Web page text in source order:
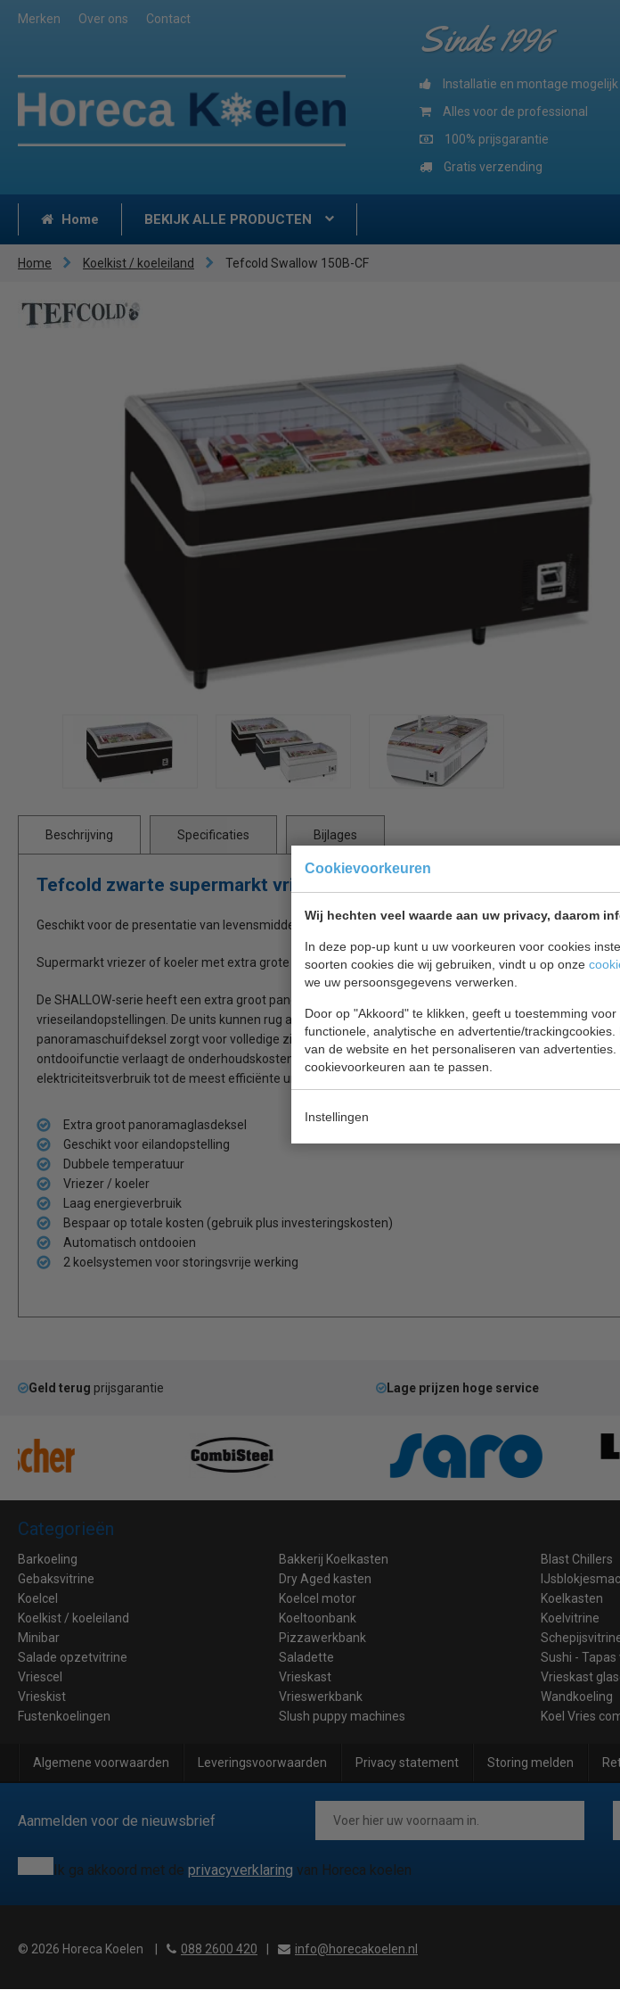
Cookievoorkeuren
Wij hechten veel waarde aan uw privacy, daarom
In deze pop-up kunt u uw voorkeuren voor cookies
soorten cookies die wij gebruiken, vindt u op onze
we uw persoonsgegevens verwerken.
Door op "Akkoord" te klikken, geeft u toestemming
functionele, analytische en advertentie/
van de website en het personaliseren van
cookievoorkeuren aan te passen.
Instellingen
Merken Over ons Contact Sinds 1996
Installatie en montage mogelijk
Alles voor de professional
100% prijsgarantie
Gratis verzending
Home BEKIJK ALLE PRODUCTEN
Home Koelkist / koeleiland Tefcold Swallow 150B-CF
Beschrijving Specificaties Bijlages
Tefcold zwarte supermarkt vries of koelkist Shallow 150
Geschikt voor de presentatie van levensmiddelen in b.v supermarkten, dierenwinkels en benzinestations.
Supermarkt vriezer of koeler met extra grote panoramaglasdeksels
De SHALLOW-serie heeft een extra groot panoramaglasdeksel en is gebouwd voor standaard
vrieseilandopstellingen. De units kunnen rug aan rug en met eindvriezers worden opgesteld. Het grote,
panoramaschuifdeksel zorgt voor volledige zichtbaarheid van de producten in de kast. De automatische
ontdooifunctie verlaagt de onderhoudskosten en voorkomt ijsvorming aan de binnenkant. Ze behoren
elektriciteitsverbruik tot de meest efficiënte units die er te vinden zijn.
Extra groot panoramaglasdeksel
Geschikt voor eilandopstelling
Dubbele temperatuur
Vriezer / koeler
Laag energieverbruik
Bespaar op totale kosten (gebruik plus investeringskosten)
Automatisch ontdooien
2 koelsystemen voor storingsvrije werking
Geld terug prijsgarantie Lage prijzen hoge service
Categorieën
Barkoeling Bakkerij Koelkasten Blast Chillers
Gebaksvitrine
Dry Aged kasten
Koelcel
Koelcel motor Koelkasten
Koelkist / koeleiland
Koeltoonbank Koelvitrine
Minibar
Pizzawerkbank
Salade opzetvitrine
Saladette Sushi - Tapas
Vriescel
Vrieskast Vrieskast
Vrieskist
Vrieswerkbank Wandkoeling
Fustenkoelingen
Slush puppy machines Koel Vries
Algemene voorwaarden Leveringsvoorwaarden Privacy statement Storing melden
Aanmelden voor de nieuwsbrief
Ik ga akkoord met de privacyverklaring van Horeca koelen
© 2026 Horeca Koelen 088 2600 420 info@horecakoelen.nl